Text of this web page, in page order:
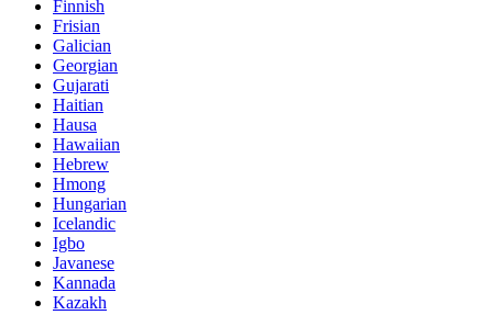
Finnish
Frisian
Galician
Georgian
Gujarati
Haitian
Hausa
Hawaiian
Hebrew
Hmong
Hungarian
Icelandic
Igbo
Javanese
Kannada
Kazakh